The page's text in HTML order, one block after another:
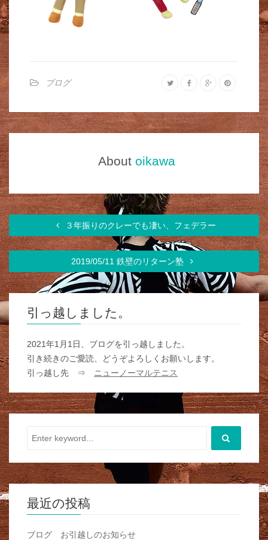
ブログ
About oikawa
３年振りのクレーでも凄い、フェデラー
2019/05/11 鉄壁のリターン塾
引っ越しました。
2021年1月1日、ブログを引っ越しました。
引き続きのご愛読、どうぞよろしくお願いします。
引っ越し先 ⇒
ニューノーマルテニス
最近の投稿
ブログ お引越しのお知らせ